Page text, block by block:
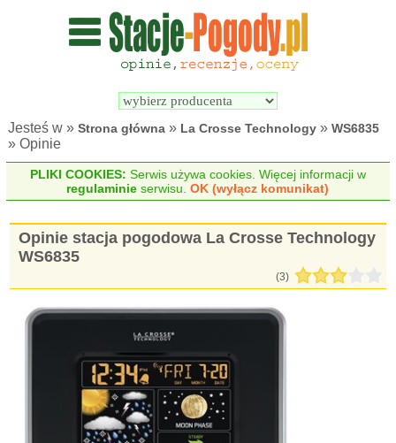
Wyszukiwarka
pogodowych
Jesteś w »Strona główna » La Crosse Technology »WS6835
» Opinie
PLIKI COOKIES: Serwis używa cookies. Więcej informacji w
regulaminie serwisu.OK (wyłącz komunikat)
Opinie stacja pogodowa La Crosse Technology
WS6835
(3)